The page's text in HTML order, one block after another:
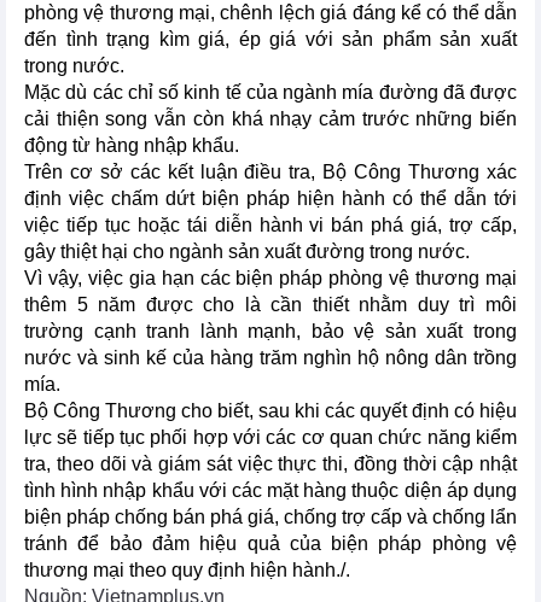
phòng vệ thương mại, chênh lệch giá đáng kể có thể dẫn
đến tình trạng kìm giá, ép giá với sản phẩm sản xuất
trong nước.
Mặc dù các chỉ số kinh tế của ngành mía đường đã được
cải thiện song vẫn còn khá nhạy cảm trước những biến
động từ hàng nhập khẩu.
Trên cơ sở các kết luận điều tra, Bộ Công Thương xác
định việc chấm dứt biện pháp hiện hành có thể dẫn tới
việc tiếp tục hoặc tái diễn hành vi bán phá giá, trợ cấp,
gây thiệt hại cho ngành sản xuất đường trong nước.
Vì vậy, việc gia hạn các biện pháp phòng vệ thương mại
thêm 5 năm được cho là cần thiết nhằm duy trì môi
trường cạnh tranh lành mạnh, bảo vệ sản xuất trong
nước và sinh kế của hàng trăm nghìn hộ nông dân trồng
mía.
Bộ Công Thương cho biết, sau khi các quyết định có hiệu
lực sẽ tiếp tục phối hợp với các cơ quan chức năng kiểm
tra, theo dõi và giám sát việc thực thi, đồng thời cập nhật
tình hình nhập khẩu với các mặt hàng thuộc diện áp dụng
biện pháp chống bán phá giá, chống trợ cấp và chống lẩn
tránh để bảo đảm hiệu quả của biện pháp phòng vệ
thương mại theo quy định hiện hành./.
Nguồn: Vietnamplus.vn